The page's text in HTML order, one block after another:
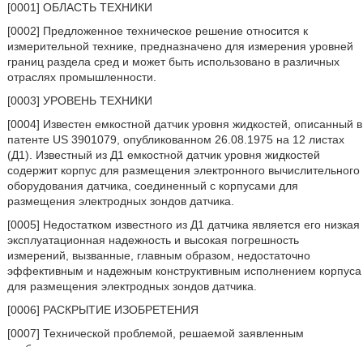
[0001] ОБЛАСТЬ ТЕХНИКИ
[0002] Предложенное техническое решение относится к
измерительной технике, предназначено для измерения уровней
границ раздела сред и может быть использовано в различных
отраслях промышленности.
[0003] УРОВЕНЬ ТЕХНИКИ
[0004] Известен емкостной датчик уровня жидкостей, описанный в
патенте US 3901079, опубликованном 26.08.1975 на 12 листах
(Д1). Известный из Д1 емкостной датчик уровня жидкостей
содержит корпус для размещения электронного вычислительного
оборудования датчика, соединенный с корпусами для
размещения электродных зондов датчика.
[0005] Недостатком известного из Д1 датчика является его низкая
эксплуатационная надежность и высокая погрешность
измерений, вызванные, главным образом, недостаточно
эффективным и надежным конструктивным исполнением корпуса
для размещения электродных зондов датчика.
[0006] РАСКРЫТИЕ ИЗОБРЕТЕНИЯ
[0007] Технической проблемой, решаемой заявленным